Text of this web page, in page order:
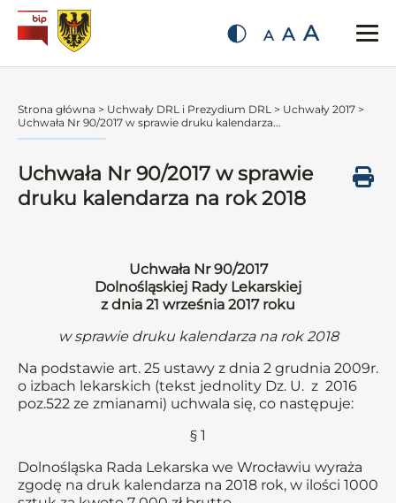
A A A
Strona główna > Uchwały DRL i Prezydium DRL > Uchwały 2017 >
Uchwała Nr 90/2017 w sprawie druku kalendarza...
Uchwała Nr 90/2017 w sprawie
druku kalendarza na rok 2018
Uchwała Nr 90/2017
Dolnośląskiej Rady Lekarskiej
z dnia 21 września 2017 roku
w sprawie druku kalendarza na rok 2018
Na podstawie art. 25 ustawy z dnia 2 grudnia 2009r.
o izbach lekarskich (tekst jednolity Dz. U. z 2016
poz.522 ze zmianami) uchwala się, co następuje:
§ 1
Dolnośląska Rada Lekarska we Wrocławiu wyraża
zgodę na druk kalendarza na 2018 rok, w ilości 1000